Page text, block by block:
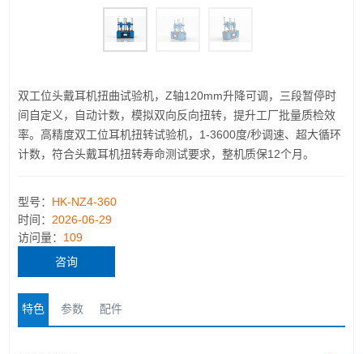
双工位头戴耳机扭曲试验机，Z轴120mm升降可调，三段暂停时
间自定义，自动计数，模拟双向反向扭转，提升工厂批量质检效
率。高精度双工位耳机扭转试验机，1-3600度/秒调速、超大循环
计数，符合头戴耳机扭转寿命测试要求，整机质保12个月。
型号： HK-NZ4-360
时间： 2026-06-29
访问量： 109
咨询
特色 参数 配件